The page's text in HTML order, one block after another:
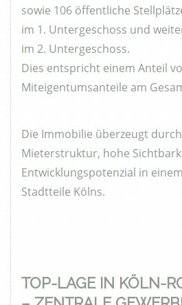
sowie 106 öffentliche
im 1. Untergeschoss und
im 2. Untergeschoss.
Dies entspricht einem Anteil
Miteigentumsanteile am
Die Immobilie überzeugt
Mieterstruktur, hohe
Entwicklungspotenzial in
Stadtteile Kölns.
TOP-LAGE IN KÖLN-